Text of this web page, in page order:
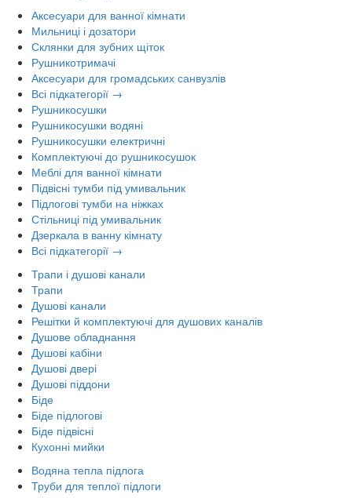
Аксесуари для ванної кімнати
Мильниці і дозатори
Склянки для зубних щіток
Рушникотримачі
Аксесуари для громадських санвузлів
Всі підкатегорії →
Рушникосушки
Рушникосушки водяні
Рушникосушки електричні
Комплектуючі до рушникосушок
Меблі для ванної кімнати
Підвісні тумби під умивальник
Підлогові тумби на ніжках
Стільниці під умивальник
Дзеркала в ванну кімнату
Всі підкатегорії →
Трапи і душові канали
Трапи
Душові канали
Решітки й комплектуючі для душових каналів
Душове обладнання
Душові кабіни
Душові двері
Душові піддони
Біде
Біде підлогові
Біде підвісні
Кухонні мийки
Водяна тепла підлога
Труби для теплої підлоги